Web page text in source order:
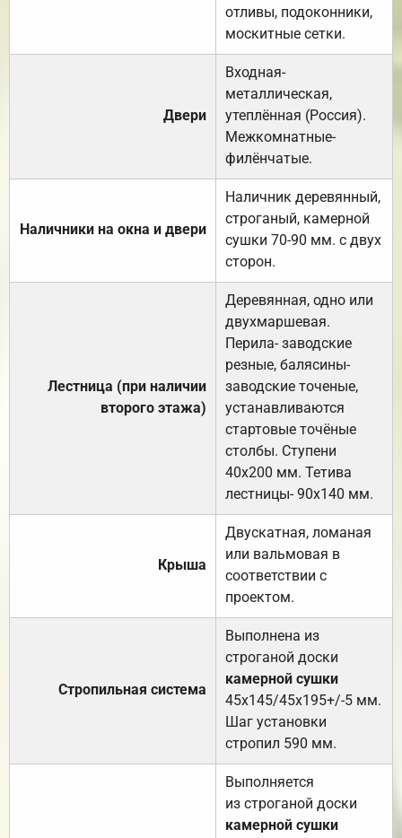
отливы, подоконники,
москитные сетки.
Двери
Входная-
металлическая,
утеплённая (Россия).
Межкомнатные-
филёнчатые.
Наличники на окна и двери
Наличник деревянный,
строганый, камерной
сушки 70-90 мм. с двух
сторон.
Лестница (при наличии
второго этажа)
Деревянная, одно или
двухмаршевая.
Перила- заводские
резные, балясины-
заводские точеные,
устанавливаются
стартовые точёные
столбы. Ступени
40х200 мм. Тетива
лестницы- 90х140 мм.
Крыша
Двускатная, ломаная
или вальмовая в
соответствии с
проектом.
Стропильная система
Выполнена из
строганой доски
камерной сушки
45х145/45х195+/-5 мм.
Шаг установки
стропил 590 мм.
Выполняется
из строганой доски
камерной сушки